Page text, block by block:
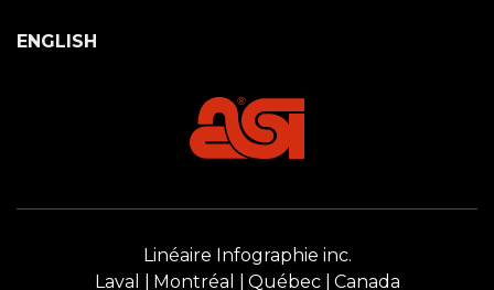
ENGLISH
Linéaire Infographie inc.
Laval
Montréal Québec Canada